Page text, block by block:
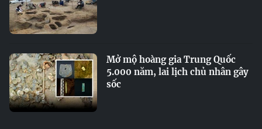
Mở mộ hoàng gia Trung Quốc
5.000 năm, lai lịch chủ nhân gây
sốc